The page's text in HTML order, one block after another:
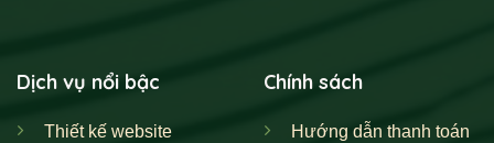
Dịch vụ nổi bậc
Thiết kế website
Chính sách
Hướng dẫn thanh toán